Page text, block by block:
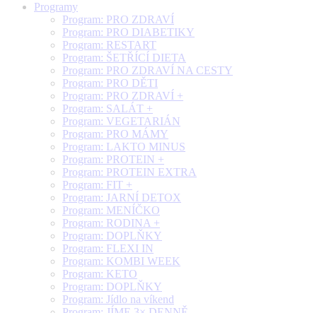
Programy
Program: PRO ZDRAVÍ
Program: PRO DIABETIKY
Program: RESTART
Program: ŠETŘÍCÍ DIETA
Program: PRO ZDRAVÍ NA CESTY
Program: PRO DĚTI
Program: PRO ZDRAVÍ +
Program: SALÁT +
Program: VEGETARIÁN
Program: PRO MÁMY
Program: LAKTO MINUS
Program: PROTEIN +
Program: PROTEIN EXTRA
Program: FIT +
Program: JARNÍ DETOX
Program: MENÍČKO
Program: RODINA +
Program: DOPLŇKY
Program: FLEXI IN
Program: KOMBI WEEK
Program: KETO
Program: DOPLŇKY
Program: Jídlo na víkend